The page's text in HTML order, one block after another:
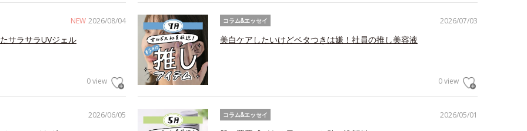
NEW 2026/08/04
サラサラUVジェル
0 view
2026/07/03
コラム&エッセイ
美白ケアしたいけどベタつきは嫌！社員の推し美容液
0 view
2026/06/05 2026/05/01
コラム&エッセイ